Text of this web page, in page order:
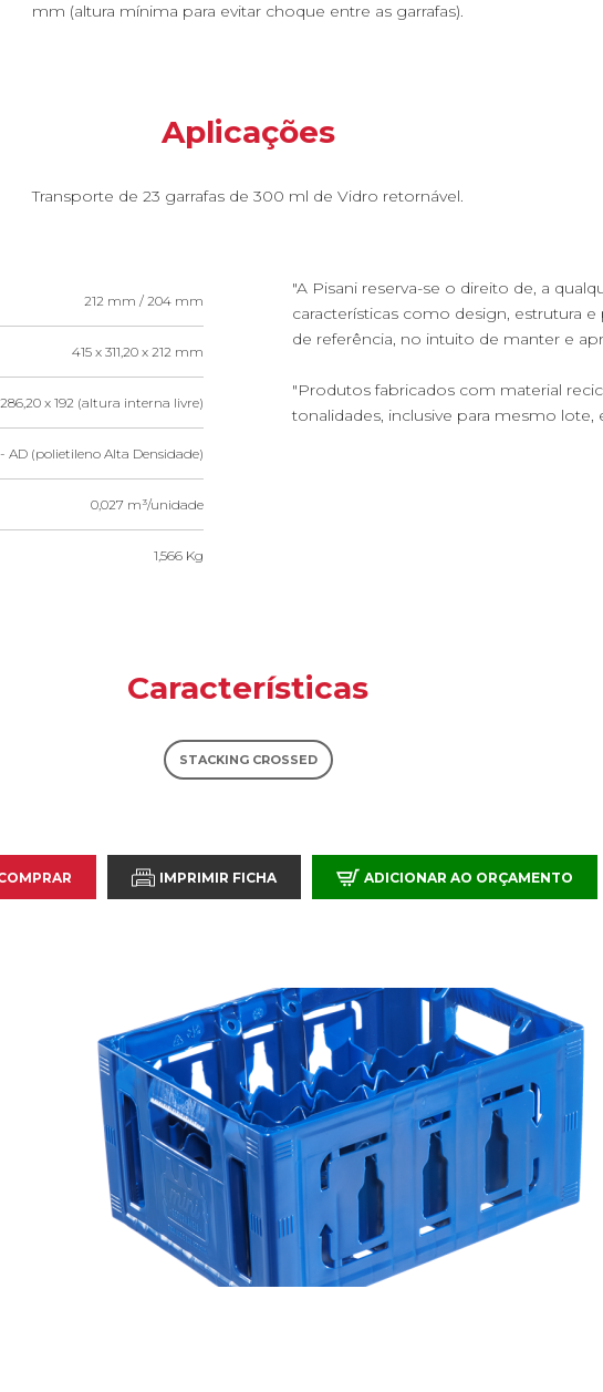
mm (altura mínima para evitar choque entre as garrafas).
Aplicações
Transporte de 23 garrafas de 300 ml de Vidro retornável.
212 mm / 204 mm
415 x 311,20 x 212 mm
x 192 (altura interna livre)
AD (polietileno Alta Densidade)
0,027 m³/unidade
1,566 Kg
"A Pisani reserva-se o direito de, a
características como design, estrutura
de referência, no intuito de manter e
"Produtos fabricados com material
tonalidades, inclusive para mesmo lote,
Características
STACKING CROSSED
IMPRIMIR FICHA ADICIONAR AO ORÇAMENTO